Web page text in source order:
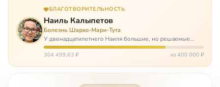
БЛАГОТВОРИТЕЛЬНОСТЬ
Наиль Калыпетов
Болезнь Шарко-Мари-Тута
У двенадцатилетнего Наиля большие, но решаемые
проблемы. Он болен редкой болезнью, которая ставит
перед ним множество непростых задача, угрожая в
304 499,63 ₽ из 400 000 ₽